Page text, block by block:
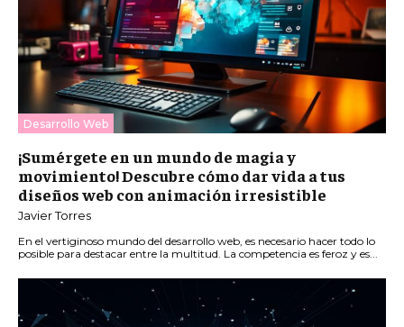
Desarrollo Web
¡Sumérgete en un mundo de magia y
movimiento! Descubre cómo dar vida a tus
diseños web con animación irresistible
Javier Torres
En el vertiginoso mundo del desarrollo web, es necesario hacer todo lo
posible para destacar entre la multitud. La competencia es feroz y es...